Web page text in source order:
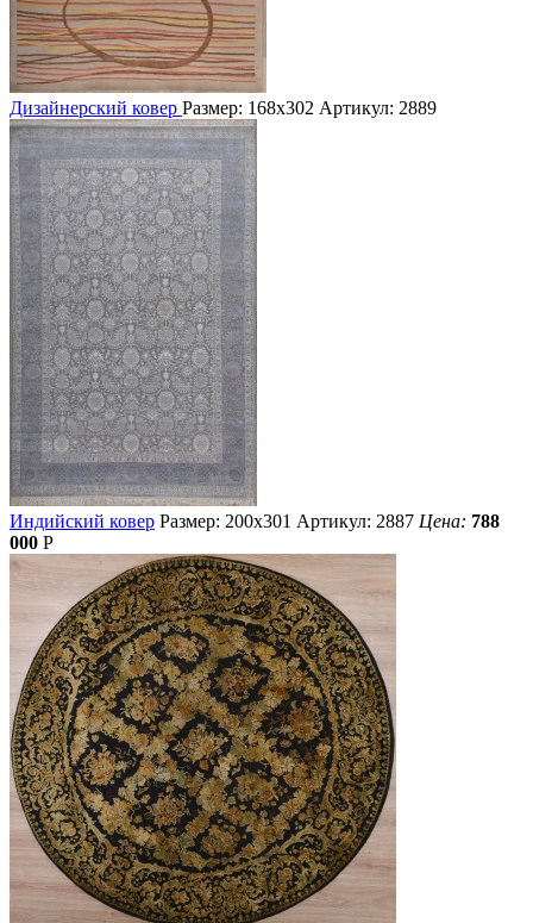
Дизайнерский ковер Размер: 168х302 Артикул: 2889
Индийский ковер Размер: 200х301 Артикул: 2887 Цена: 788
000 Р